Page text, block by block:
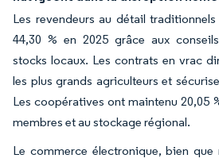
Les revendeurs au détail
44,30 % en 2025 grâce aux
stocks locaux. Les contrats en vrac
les plus grands agriculteurs et
Les coopératives ont maintenu 20,05
membres et au stockage régional.
Le commerce électronique, bien que